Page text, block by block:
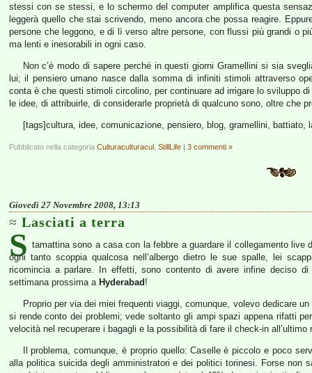
stessi con se stessi, e lo schermo del computer amplifica questa
leggerà quello che stai scrivendo, meno ancora che possa reagire.
persone che leggono, e di lì verso altre persone, con flussi più grandi o
ma lenti e inesorabili in ogni caso.
Non c’è modo di sapere perché in questi giorni Gramellini si sia
lui; il pensiero umano nasce dalla somma di infiniti stimoli attraverso
conta è che questi stimoli circolino, per continuare ad irrigare lo sviluppo
le idee, di attribuirle, di considerarle proprietà di qualcuno sono, oltre che
[tags]cultura, idee, comunicazione, pensiero, blog, gramellini, battiato,
Pubblicato nella categoria Culturaculturacul StillLife | 3 commenti »
Giovedì 27 Novembre 2008, 13:13
Lasciati a terra
S tamattina sono a casa con la febbre a guardare il collegamento live
ogni tanto scoppia qualcosa nell’albergo dietro le sue spalle, lei
ricomincia a parlare. In effetti, sono contento di avere infine deciso di
settimana prossima a Hyderabad !
Proprio per via dei miei frequenti viaggi, comunque, volevo dedicare
si rende conto dei problemi; vede soltanto gli ampi spazi appena rifatti
velocità nel recuperare i bagagli e la possibilità di fare il check-in
Il problema, comunque, è proprio quello: Caselle è piccolo e poco
alla politica suicida degli amministratori e dei politici torinesi. Forse non